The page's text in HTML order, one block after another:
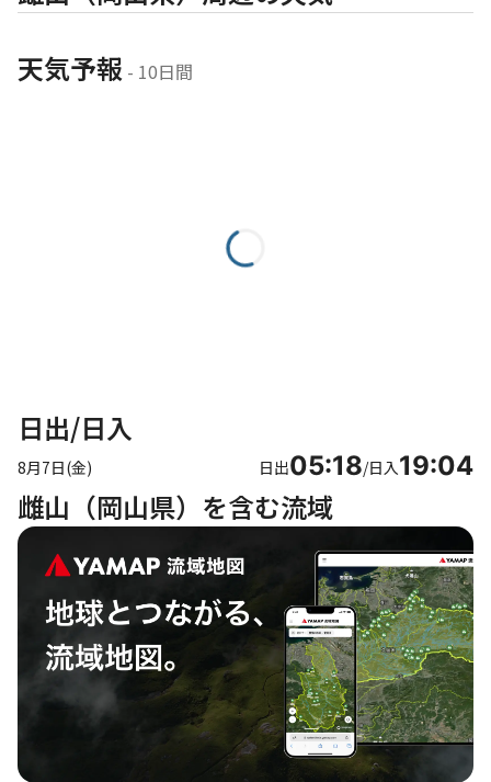
天気予報 - 10日間
日出/日入
8月7日(金) 日出05:18/日入19:04
雌山（岡山県）を含む流域